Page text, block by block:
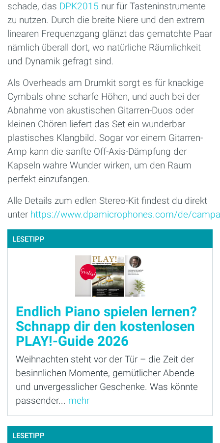
schade, das DPK2015 nur für Tasteninstrumente
zu nutzen. Durch die breite Niere und den extrem
linearen Frequenzgang glänzt das gematchte Paar
nämlich überall dort, wo natürliche Räumlichkeit
und Dynamik gefragt sind.
Als Overheads am Drumkit sorgt es für knackige
Cymbals ohne scharfe Höhen, und auch bei der
Abnahme von akustischen Gitarren-Duos oder
kleinen Chören liefert das Set ein wunderbar
plastisches Klangbild. Sogar vor einem Gitarren-
Amp kann die sanfte Off-Axis-Dämpfung der
Kapseln wahre Wunder wirken, um den Raum
perfekt einzufangen.
Alle Details zum edlen Stereo-Kit findest du direkt
unter https://www.dpamicrophones.com/de/
LESETIPP
Endlich Piano spielen lernen?
Schnapp dir den kostenlosen
PLAY!-Guide 2026
Weihnachten steht vor der Tür – die Zeit der
besinnlichen Momente, gemütlicher Abende
und unvergesslicher Geschenke. Was könnte
passender... mehr
LESETIPP